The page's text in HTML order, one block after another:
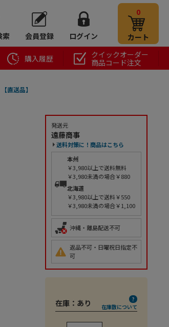
索 会員登録 ログイン
0
カート
購入履歴
クイックオーダー
商品コード注文
直送品】
発送元
遠藤商事
送料対策に！商品はこちら
本州
￥3,980以上で送料無料
￥3,980未満の場合￥880
北海道
￥3,980以上で送料￥550
￥3,980未満の場合￥1,100
沖縄・離島配送不可
返品不可・日曜祝日指定不
可
在庫： あり 在庫数について